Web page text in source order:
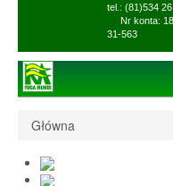
tel.: (81)534
Nr konta:
31-563
1,5% i darowizny
Główna